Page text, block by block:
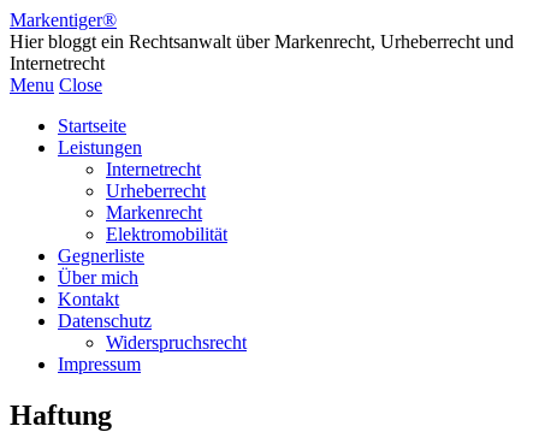
Markentiger®
Hier bloggt ein Rechtsanwalt über Markenrecht, Urheberrecht und
Internetrecht
Menu Close
Startseite
Leistungen
Internetrecht
Urheberrecht
Markenrecht
Elektromobilität
Gegnerliste
Über mich
Kontakt
Datenschutz
Widerspruchsrecht
Impressum
Haftung